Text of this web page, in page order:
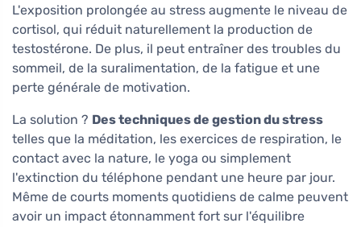
L'exposition prolongée au stress augmente le niveau de
cortisol, qui réduit naturellement la production de
testostérone. De plus, il peut entraîner des troubles du
sommeil, de la suralimentation, de la fatigue et une
perte générale de motivation.
La solution ? Des techniques de gestion du stress
telles que la méditation, les exercices de respiration, le
contact avec la nature, le yoga ou simplement
l'extinction du téléphone pendant une heure par jour.
Même de courts moments quotidiens de calme peuvent
avoir un impact étonnamment fort sur l'équilibre